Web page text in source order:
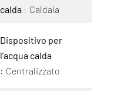
calda
Caldaia
Dispositivo per
l'acqua calda
Centralizzato